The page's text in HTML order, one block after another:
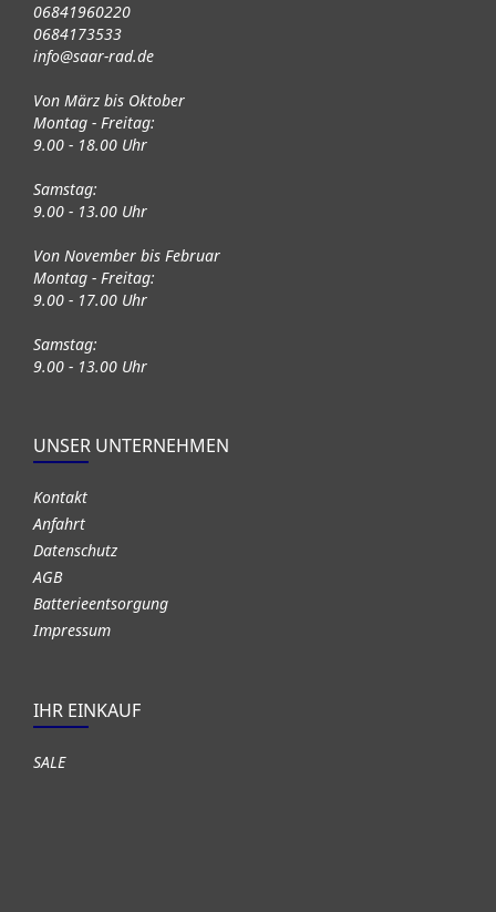
06841960220
0684173533
info@saar-rad.de
Von März bis Oktober
Montag - Freitag:
9.00 - 18.00 Uhr
Samstag:
9.00 - 13.00 Uhr
Von November bis Februar
Montag - Freitag:
9.00 - 17.00 Uhr
Samstag:
9.00 - 13.00 Uhr
UNSER UNTERNEHMEN
Kontakt
Anfahrt
Datenschutz
AGB
Batterieentsorgung
Impressum
IHR EINKAUF
SALE